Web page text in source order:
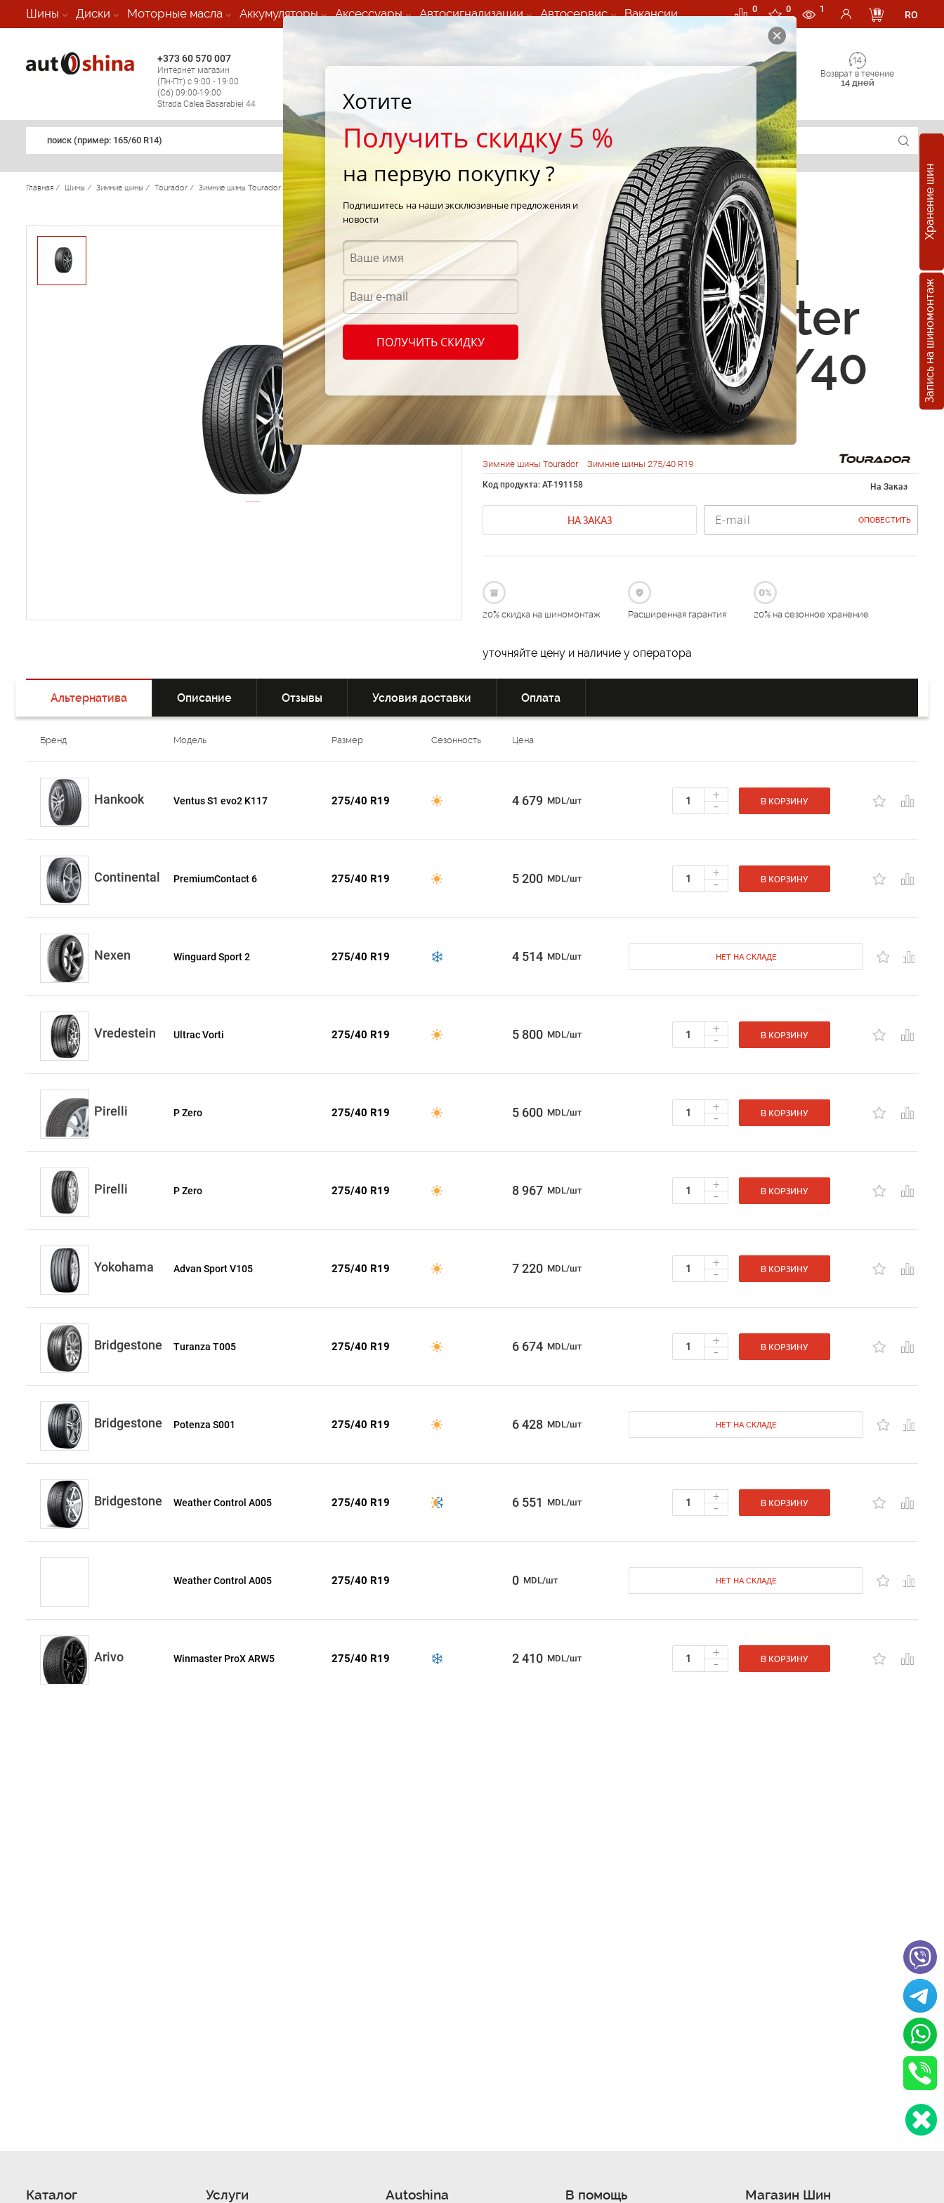
Шины Диски Моторные масла Аккумуляторы Аксессуары Автосигнализации Автосервис Вакансии 0 0 1
RO
+373 60 570 007
Интернет магазин
(Пн-Пт) с 9:00 - 19:00
(Сб) 09:00-19:00
Strada Calea Basarabiei 44
Мобильный шиномонтаж 24/7
Возврат в течение
14 дней
поиск (примеp: 165/60 R14)
Хранение шин
Запись на шиномонтаж
Главная / Шины / Зимние шины / Tourador / Зимние шины Tourador / Winter Pro TSU1 Tourador Winter Pro TSU1 275/40 R19 105V
Зимние шины
Tourador Winter
Pro TSU1 275/40
R19 105V
Зимние шины Tourador Зимние шины 275/40 R19
Код продукта: AT-191158 На Заказ
НА ЗАКАЗ ОПОВЕСТИТЬ
20% скидка на шиномонтаж Расширенная гарантия 20% на сезонное хранение
уточняйте цену и наличие у оператора
Альтернатива Описание Отзывы Условия доставки Оплата
Бренд Модель Размер Сезонность Цена
Hankook Ventus S1 evo2 K117 275/40 R19 4 679 MDL/шт +
- В КОРЗИНУ
Continental PremiumContact 6 275/40 R19 5 200 MDL/шт +
- В КОРЗИНУ
Nexen Winguard Sport 2 275/40 R19 4 514 MDL/шт НЕТ НА СКЛАДЕ
Vredestein Ultrac Vorti 275/40 R19 5 800 MDL/шт +
- В КОРЗИНУ
Pirelli P Zero 275/40 R19 5 600 MDL/шт +
- В КОРЗИНУ
Pirelli P Zero 275/40 R19 8 967 MDL/шт +
- В КОРЗИНУ
Yokohama Advan Sport V105 275/40 R19 7 220 MDL/шт +
- В КОРЗИНУ
Bridgestone Turanza T005 275/40 R19 6 674 MDL/шт +
- В КОРЗИНУ
Bridgestone Potenza S001 275/40 R19 6 428 MDL/шт НЕТ НА СКЛАДЕ
Bridgestone Weather Control A005 275/40 R19 6 551 MDL/шт +
- В КОРЗИНУ
Weather Control A005 275/40 R19 0 MDL/шт НЕТ НА СКЛАДЕ
Arivo Winmaster ProX ARW5 275/40 R19 2 410 MDL/шт +
- В КОРЗИНУ
Каталог Услуги Autoshina В помощь Магазин Шин
Хотите
Получить скидку 5 %
на первую покупку ?
Подпишитесь на наши эксклюзивные предложения и
новости
ПОЛУЧИТЬ СКИДКУ